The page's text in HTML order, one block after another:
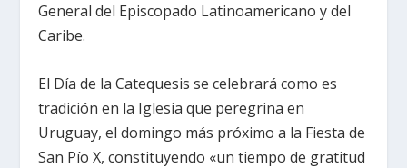
General del Episcopado Latinoamericano y del
Caribe.
El Día de la Catequesis se celebrará como es
tradición en la Iglesia que peregrina en
Uruguay, el domingo más próximo a la Fiesta de
San Pío X, constituyendo «un tiempo de gratitud